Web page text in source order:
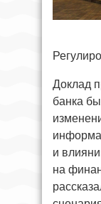
Доклад
банка
и
на